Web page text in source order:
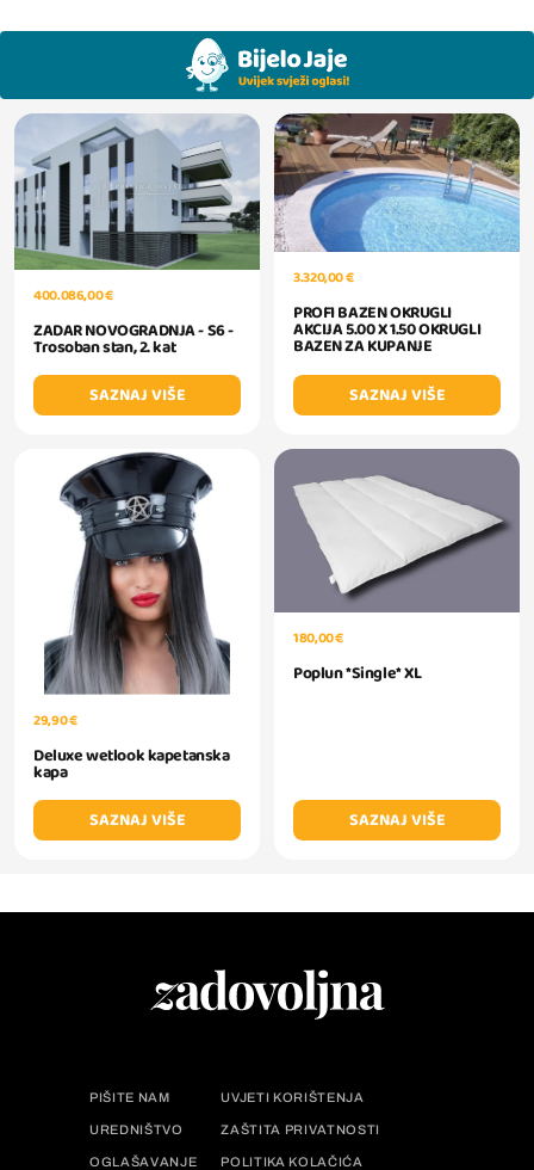
400.086,00 €
ZADAR NOVOGRADNJA - S6 -
Trosoban stan, 2. kat
SAZNAJ VIŠE
3.320,00 €
PROFI BAZEN OKRUGLI
AKCIJA 5.00 X 1.50 OKRUGLI
BAZEN ZA KUPANJE
SAZNAJ VIŠE
29,90 €
Deluxe wetlook kapetanska
kapa
SAZNAJ VIŠE
180,00 €
Poplun *Single* XL
SAZNAJ VIŠE
PIŠITE NAM UVJETI KORIŠTENJA
UREDNIŠTVO ZAŠTITA PRIVATNOSTI
OGLAŠAVANJE POLITIKA KOLAČIĆA